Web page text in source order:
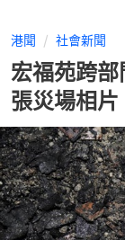
港聞 社會新聞
宏福苑跨
張災場相